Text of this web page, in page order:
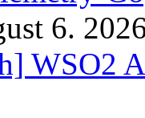
6.
WSO2